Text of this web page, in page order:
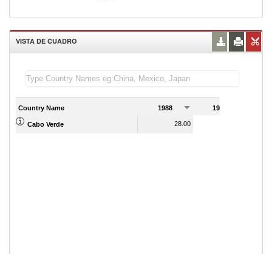
VISTA DE CUADRO
Country Name 1988 1989
Cabo Verde 28.00